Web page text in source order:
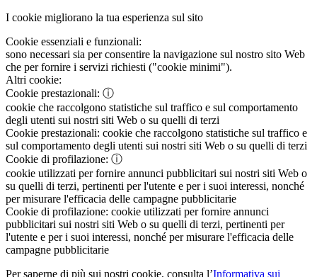
I cookie migliorano la tua esperienza sul sito
Cookie essenziali e funzionali:
sono necessari sia per consentire la navigazione sul nostro sito Web
che per fornire i servizi richiesti ("cookie minimi").
Altri cookie:
Cookie prestazionali: ⓘ
cookie che raccolgono statistiche sul traffico e sul comportamento
degli utenti sui nostri siti Web o su quelli di terzi
Cookie prestazionali: cookie che raccolgono statistiche sul traffico e
sul comportamento degli utenti sui nostri siti Web o su quelli di terzi
Cookie di profilazione: ⓘ
cookie utilizzati per fornire annunci pubblicitari sui nostri siti Web o
su quelli di terzi, pertinenti per l'utente e per i suoi interessi, nonché
per misurare l'efficacia delle campagne pubblicitarie
Cookie di profilazione: cookie utilizzati per fornire annunci
pubblicitari sui nostri siti Web o su quelli di terzi, pertinenti per
l'utente e per i suoi interessi, nonché per misurare l'efficacia delle
campagne pubblicitarie
Per saperne di più sui nostri cookie, consulta l’Informativa sui